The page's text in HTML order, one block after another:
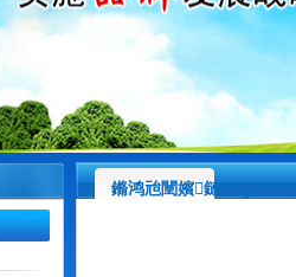
鏅鸿兘闉嬪鏈